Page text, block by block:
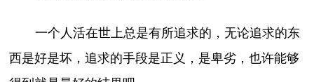
一个人活在世上总是有所追求的，无论追求的东
西是好是坏，追求的手段是正义，是卑劣，也许能够